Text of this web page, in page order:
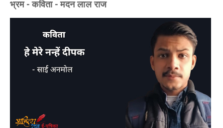
भ्रम - कविता - मदन लाल राज